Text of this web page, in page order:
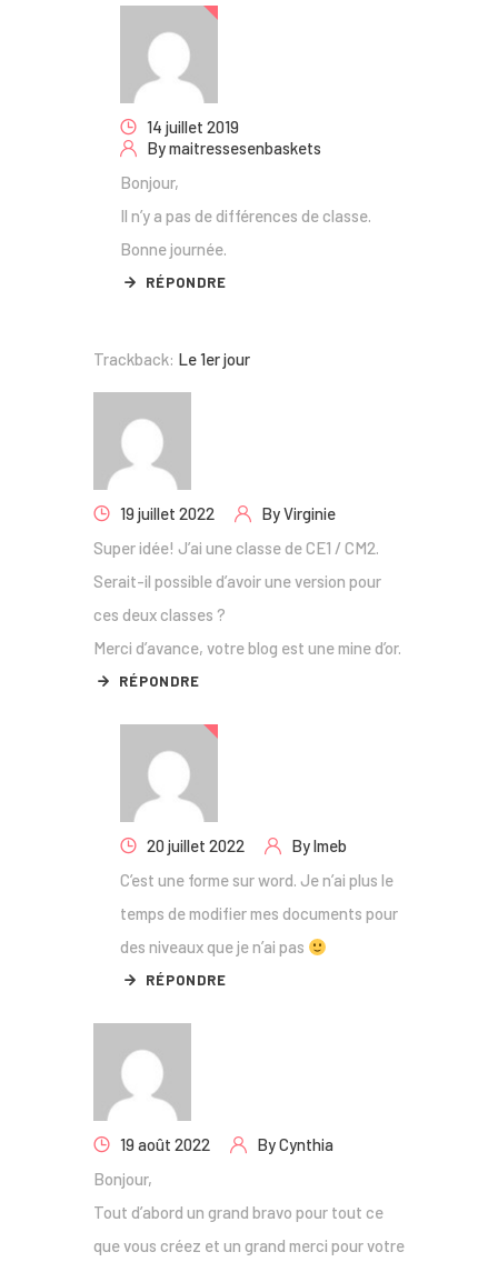
14 juillet 2019
Bymaitressesenbaskets
Bonjour,
Il n’y a pas de différences de classe.
Bonne journée.
RÉPONDRE
Trackback: Le 1er jour
19 juillet 2022 ByVirginie
Super idée! J’ai une classe de CE1 / CM2.
Serait-il possible d’avoir une version pour
ces deux classes ?
Merci d’avance, votre blog est une mine d’or.
RÉPONDRE
20 juillet 2022 Bylmeb
C’est une forme sur word. Je n’ai plus le
temps de modifier mes documents pour
des niveaux que je n’ai pas
RÉPONDRE
19 août 2022 ByCynthia
Bonjour,
Tout d’abord un grand bravo pour tout ce
que vous créez et un grand merci pour votre